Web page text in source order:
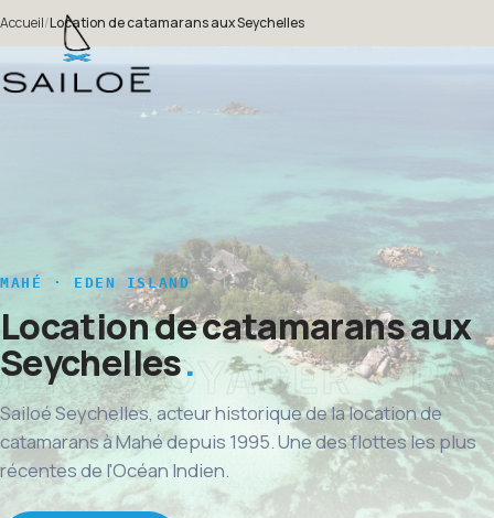
Accueil/Location de catamarans aux Seychelles
MAHÉ · EDEN ISLAND
Location de catamarans aux
Seychelles
Sailoé Seychelles, acteur historique de la location de
catamarans à Mahé depuis 1995. Une des flottes les plus
récentes de l'Océan Indien.